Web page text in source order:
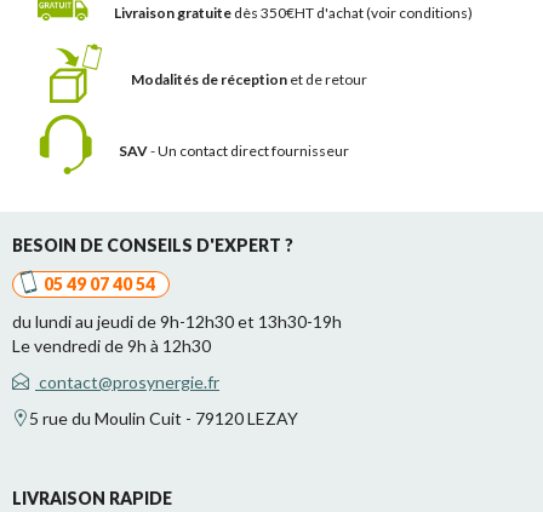
Livraison gratuite dès 350€HT d'achat(voir conditions)
Modalités de réception et de retour
SAV- Un contact direct fournisseur
BESOIN DE CONSEILS D'EXPERT ?
05 49 07 40 54
du lundi au jeudi de 9h-12h30 et 13h30-19h
Le vendredi de 9h à 12h30
contact@prosynergie.fr
5 rue du Moulin Cuit - 79120 LEZAY
LIVRAISON RAPIDE